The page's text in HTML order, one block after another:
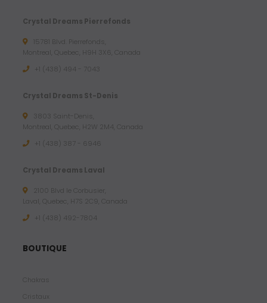
Crystal Dreams Pierrefonds
15781 Blvd. Pierrefonds,
Montreal, Quebec, H9H 3X6, Canada
+1 (438) 494 - 7043
Crystal Dreams St-Denis
3803 Saint-Denis,
Montreal, Quebec, H2W 2M4, Canada
+1 (438) 387 - 6946
Crystal Dreams Laval
2100 Blvd le Corbusier,
Laval, Quebec, H7S 2C9, Canada
+1 ‪(438) 492-7804‬
BOUTIQUE
Chakras
Cristaux